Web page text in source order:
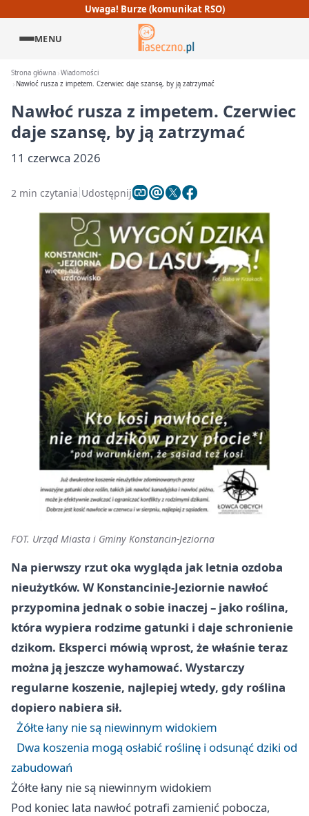
Uwaga! Burze (komunikat RSO)
MENU
Strona główna Wiadomości
Nawłoć rusza z impetem. Czerwiec daje szansę, by ją zatrzymać
Nawłoć rusza z impetem. Czerwiec
daje szansę, by ją zatrzymać
11 czerwca 2026
2 min czytania Udostępnij
FOT. Urząd Miasta i Gminy Konstancin-Jeziorna
Na pierwszy rzut oka wygląda jak letnia ozdoba
nieużytków. W Konstancinie-Jeziornie nawłoć
przypomina jednak o sobie inaczej – jako roślina,
która wypiera rodzime gatunki i daje schronienie
dzikom. Eksperci mówią wprost, że właśnie teraz
można ją jeszcze wyhamować. Wystarczy
regularne koszenie, najlepiej wtedy, gdy roślina
dopiero nabiera sił.
Żółte łany nie są niewinnym widokiem
Dwa koszenia mogą osłabić roślinę i odsunąć dziki od
zabudowań
Żółte łany nie są niewinnym widokiem
Pod koniec lata nawłoć potrafi zamienić pobocza,